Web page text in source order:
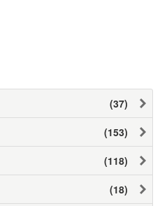
(37)
(153)
(118)
(18)